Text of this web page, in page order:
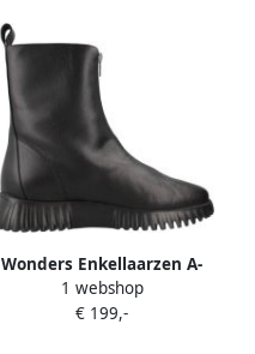
Wonders Enkellaarzen A-
4403
1 webshop
€ 199,-